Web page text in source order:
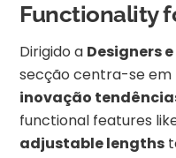
Functionality
Dirigido a Designers
secção centra-se em
inovação
functional features
adjustable lengths